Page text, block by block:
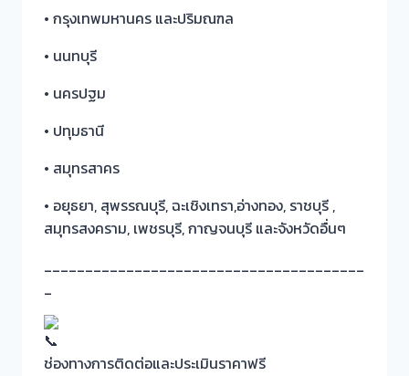
• กรุงเทพมหานคร และปริมณฑล
• นนทบุรี
• นครปฐม
• ปทุมธานี
• สมุทรสาคร
• อยุธยา, สุพรรณบุรี, ฉะเชิงเทรา,อ่างทอง, ราชบุรี ,
สมุทรสงคราม, เพชรบุรี, กาญจนบุรี และจังหวัดอื่นๆ
_______________________________________
_
ช่องทางการติดต่อและประเมินราคาฟรี